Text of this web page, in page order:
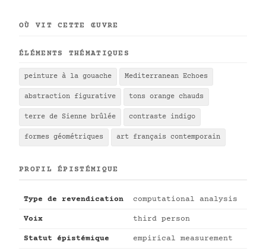
OÙ VIT CETTE ŒUVRE
ÉLÉMENTS THÉMATIQUES
peinture à la gouache Mediterranean Echoes
abstraction figurative tons orange chauds
terre de Sienne brûlée contraste indigo
formes géométriques art français contemporain
PROFIL ÉPISTÉMIQUE
Type de revendication computational analysis
Voix third person
Statut épistémique empirical measurement